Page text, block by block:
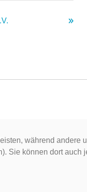
während andere
Sie können dort auch